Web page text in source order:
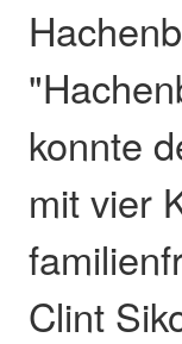
konnte
mit vier
Clint